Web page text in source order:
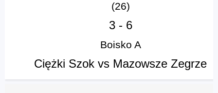
(26)
3- 6
Boisko A
Ciężki Szok vs Mazowsze Zegrze